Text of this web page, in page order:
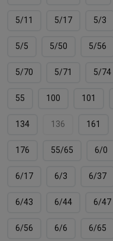
5/11 5/17 5/3
5/5 5/50 5/56
5/70 5/71 5/74
55 100 101
134 136 161
176 55/65 6/0
6/17 6/3 6/37
6/43 6/44 6/47
6/56 6/6 6/65